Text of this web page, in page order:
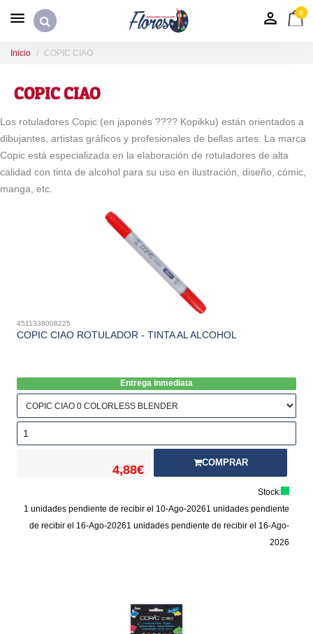
0
Inicio COPIC CIAO
COPIC CIAO
Los rotuladores Copic (en japonés ???? Kopikku) están orientados a
dibujantes, artistas gráficos y profesionales de bellas artes. La marca
Copic está especializada en la elaboración de rotuladores de alta
calidad con tinta de alcohol para su uso en ilustración, diseño, cómic,
manga, etc.
4511338008225
COPIC CIAO ROTULADOR - TINTA AL ALCOHOL
Entrega inmediata
4,88€
COMPRAR
Stock:
1 unidades pendiente de recibir el 10-Ago-20261 unidades pendiente
de recibir el 16-Ago-20261 unidades pendiente de recibir el 16-Ago-
2026